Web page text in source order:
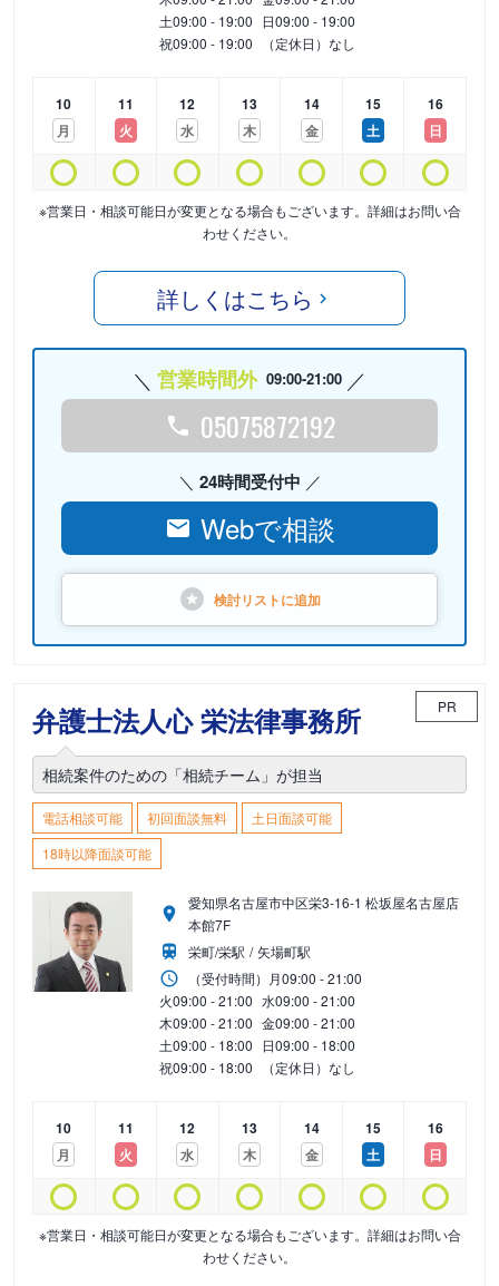
土09:00 - 19:00 日09:00 - 19:00
祝09:00 - 19:00 （定休日）なし
10
月
11
火
12
水
13
木
14
金
15
土
16
日
※営業日・相談可能日が変更となる場合もございます。詳細はお問い合
わせください。
詳しくはこちら
営業時間外 09:00-21:00
05075872192
24時間受付中
Webで相談
検討リストに追加
弁護士法人心 栄法律事務所 PR
相続案件のための「相続チーム」が担当
電話相談可能 初回面談無料
土日面談可能
18時以降面談可能
愛知県名古屋市中区栄3-16-1 松坂屋名古屋店
本館7F
栄町/栄駅
矢場町駅
（受付時間） 月09:00 - 21:00
火09:00 - 21:00 水09:00 - 21:00
木09:00 - 21:00 金09:00 - 21:00
土09:00 - 18:00 日09:00 - 18:00
祝09:00 - 18:00 （定休日）なし
10
月
11
火
12
水
13
木
14
金
15
土
16
日
※営業日・相談可能日が変更となる場合もございます。詳細はお問い合
わせください。